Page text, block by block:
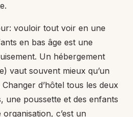
vouloir tout voir en une
en bas âge est une
Un hébergement
vaut souvent mieux qu’un
d’hôtel tous les deux
une poussette et des enfants
organisation, c’est un